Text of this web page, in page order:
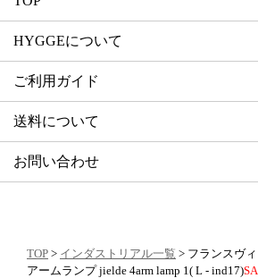
HYGGEについて
ご利用ガイド
送料について
お問い合わせ
TOP > インダストリアル一覧 > フランスヴ
アームランプ jielde 4arm lamp 1( L - ind17)